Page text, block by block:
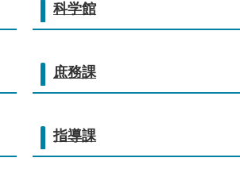
科学館
庶務課
指導課